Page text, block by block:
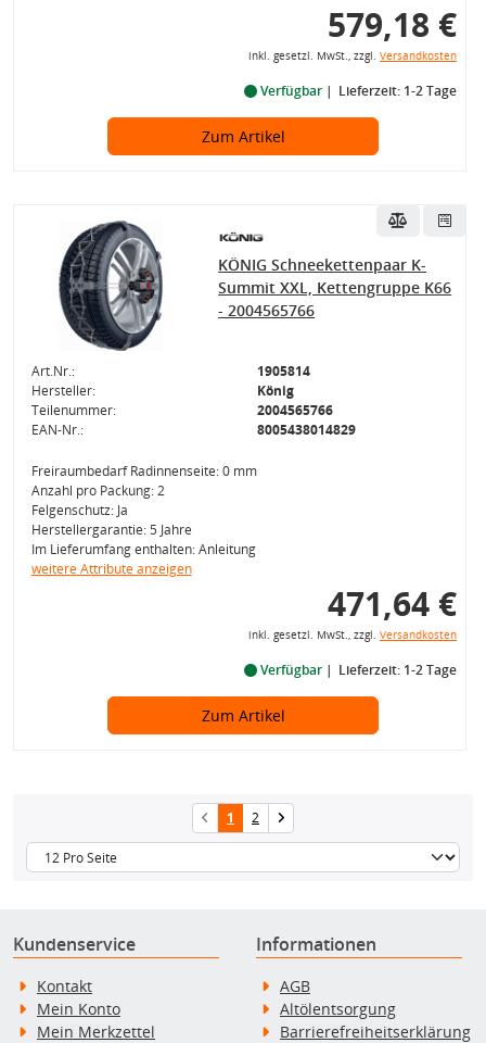
579,18 €
inkl. gesetzl. MwSt., zzgl. Versandkosten
Verfügbar Lieferzeit: 1-2 Tage
Zum Artikel
KÖNIG Schneekettenpaar K-
Summit XXL, Kettengruppe K66
- 2004565766
Art.Nr.:
1905814
Hersteller:
König
Teilenummer:
2004565766
EAN-Nr.:
8005438014829
Freiraumbedarf Radinnenseite: 0 mm
Anzahl pro Packung: 2
Felgenschutz: Ja
Herstellergarantie: 5 Jahre
Im Lieferumfang enthalten: Anleitung
weitere Attribute anzeigen
471,64 €
inkl. gesetzl. MwSt., zzgl. Versandkosten
Verfügbar Lieferzeit: 1-2 Tage
Zum Artikel
1 2
Kundenservice
Kontakt
Mein Konto
Mein Merkzettel
Informationen
AGB
Altölentsorgung
Barrierefreiheitserklärung